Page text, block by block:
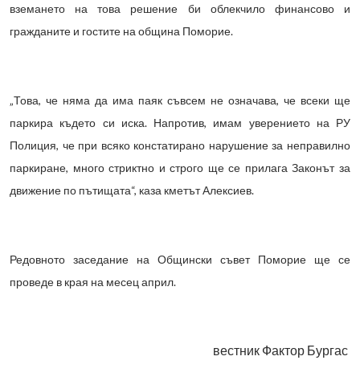
вземането на това решение би облекчило финансово и
гражданите и гостите на община Поморие.
„Това, че няма да има паяк съвсем не означава, че всеки ще
паркира където си иска. Напротив, имам уверението на РУ
Полиция, че при всяко констатирано нарушение за неправилно
паркиране, много стриктно и строго ще се прилага Законът за
движение по пътищата“, каза кметът Алексиев.
Редовното заседание на Общински съвет Поморие ще се
проведе в края на месец април.
вестник Фактор Бургас